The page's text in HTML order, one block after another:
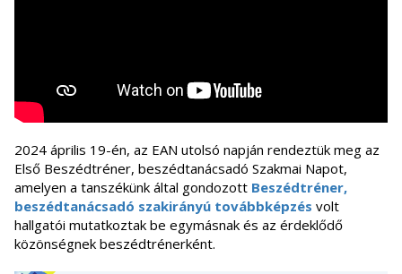
2024 április 19-én, az EAN utolsó napján rendeztük meg az
Első Beszédtréner, beszédtanácsadó Szakmai Napot,
amelyen a tanszékünk által gondozott Beszédtréner,
beszédtanácsadó szakirányú továbbképzés volt
hallgatói mutatkoztak be egymásnak és az érdeklődő
közönségnek beszédtrénerként.